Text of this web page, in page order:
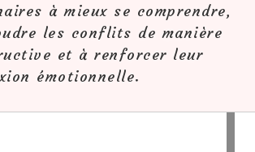
à mieux se comprendre,
les conflits de manière
et à renforcer leur
émotionnelle.